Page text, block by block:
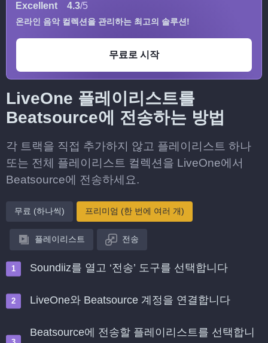
Excellent 4.3/5
온라인 음악 컬렉션을 관리하는 최고의 솔루션!
무료로 시작
LiveOne 플레이리스트를
Beatsource에 전송하는 방법
각 트랙을 직접 추가하지 않고 플레이리스트 하나
또는 전체 플레이리스트 컬렉션을 LiveOne에서
Beatsource에 전송하세요.
무료 (하나씩) 프리미엄 (한 번에 여러 개)
플레이리스트 전송
Soundiiz를 열고 ‘전송’ 도구를 선택합니다
LiveOne와 Beatsource 계정을 연결합니다
Beatsource에 전송할 플레이리스트를 선택합니